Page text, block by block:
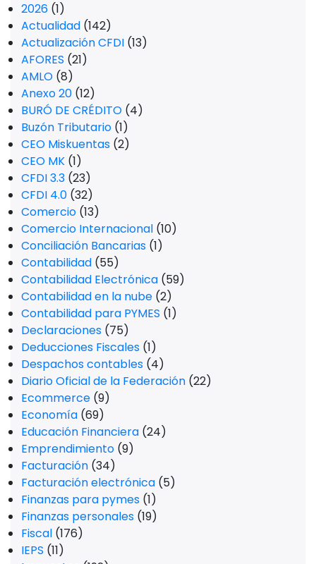
2026 (1)
Actualidad (142)
Actualización CFDI (13)
AFORES (21)
AMLO (8)
Anexo 20 (12)
BURÓ DE CRÉDITO (4)
Buzón Tributario (1)
CEO Miskuentas (2)
CEO MK (1)
CFDI 3.3 (23)
CFDI 4.0 (32)
Comercio (13)
Comercio Internacional (10)
Conciliación Bancarias (1)
Contabilidad (55)
Contabilidad Electrónica (59)
Contabilidad en la nube (2)
Contabilidad para PYMES (1)
Declaraciones (75)
Deducciones Fiscales (1)
Despachos contables (4)
Diario Oficial de la Federación (22)
Ecommerce (9)
Economía (69)
Educación Financiera (24)
Emprendimiento (9)
Facturación (34)
Facturación electrónica (5)
Finanzas para pymes (1)
Finanzas personales (19)
Fiscal (176)
IEPS (11)